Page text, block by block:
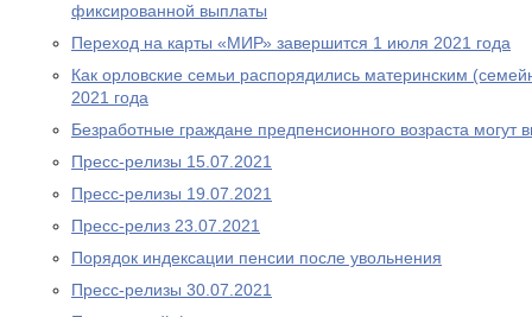
фиксированной выплаты
Переход на карты «МИР» завершится 1 июля 2021 года
Как орловские семьи распорядились материнским
2021 года
Безработные граждане предпенсионного возраста
Пресс-релизы 15.07.2021
Пресс-релизы 19.07.2021
Пресс-релиз 23.07.2021
Порядок индексации пенсии после увольнения
Пресс-релизы 30.07.2021